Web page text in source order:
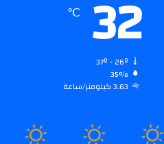
32
℃
35%
3.63 كيلومتر/ساعة